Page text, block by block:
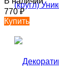
770₽
Купить